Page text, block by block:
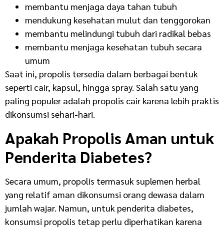
membantu menjaga daya tahan tubuh
mendukung kesehatan mulut dan tenggorokan
membantu melindungi tubuh dari radikal bebas
membantu menjaga kesehatan tubuh secara
umum
Saat ini, propolis tersedia dalam berbagai bentuk
seperti cair, kapsul, hingga spray. Salah satu yang
paling populer adalah propolis cair karena lebih praktis
dikonsumsi sehari-hari.
Apakah Propolis Aman untuk
Penderita Diabetes?
Secara umum, propolis termasuk suplemen herbal
yang relatif aman dikonsumsi orang dewasa dalam
jumlah wajar. Namun, untuk penderita diabetes,
konsumsi propolis tetap perlu diperhatikan karena